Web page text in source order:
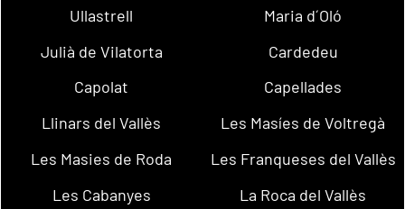
Ullastrell
Maria d´Oló
Julià de Vilatorta
Cardedeu
Capolat
Capellades
Llinars del Vallès
Les Masíes de Voltregà
Les Masies de Roda
Les Franqueses del Vallès
Les Cabanyes
La Roca del Vallès